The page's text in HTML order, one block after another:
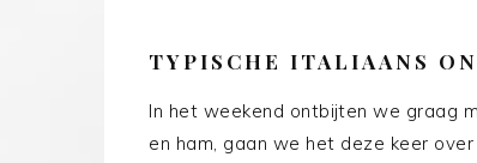
TYPISCHE ITALIAANS
In het weekend ontbijten we graag
en ham, gaan we het deze keer